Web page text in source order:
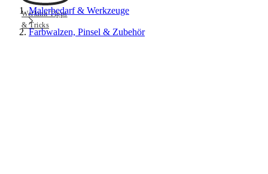
Werkmit Tipps
& Tricks
Malerbedarf & Werkzeuge
Farbwalzen, Pinsel & Zubehör